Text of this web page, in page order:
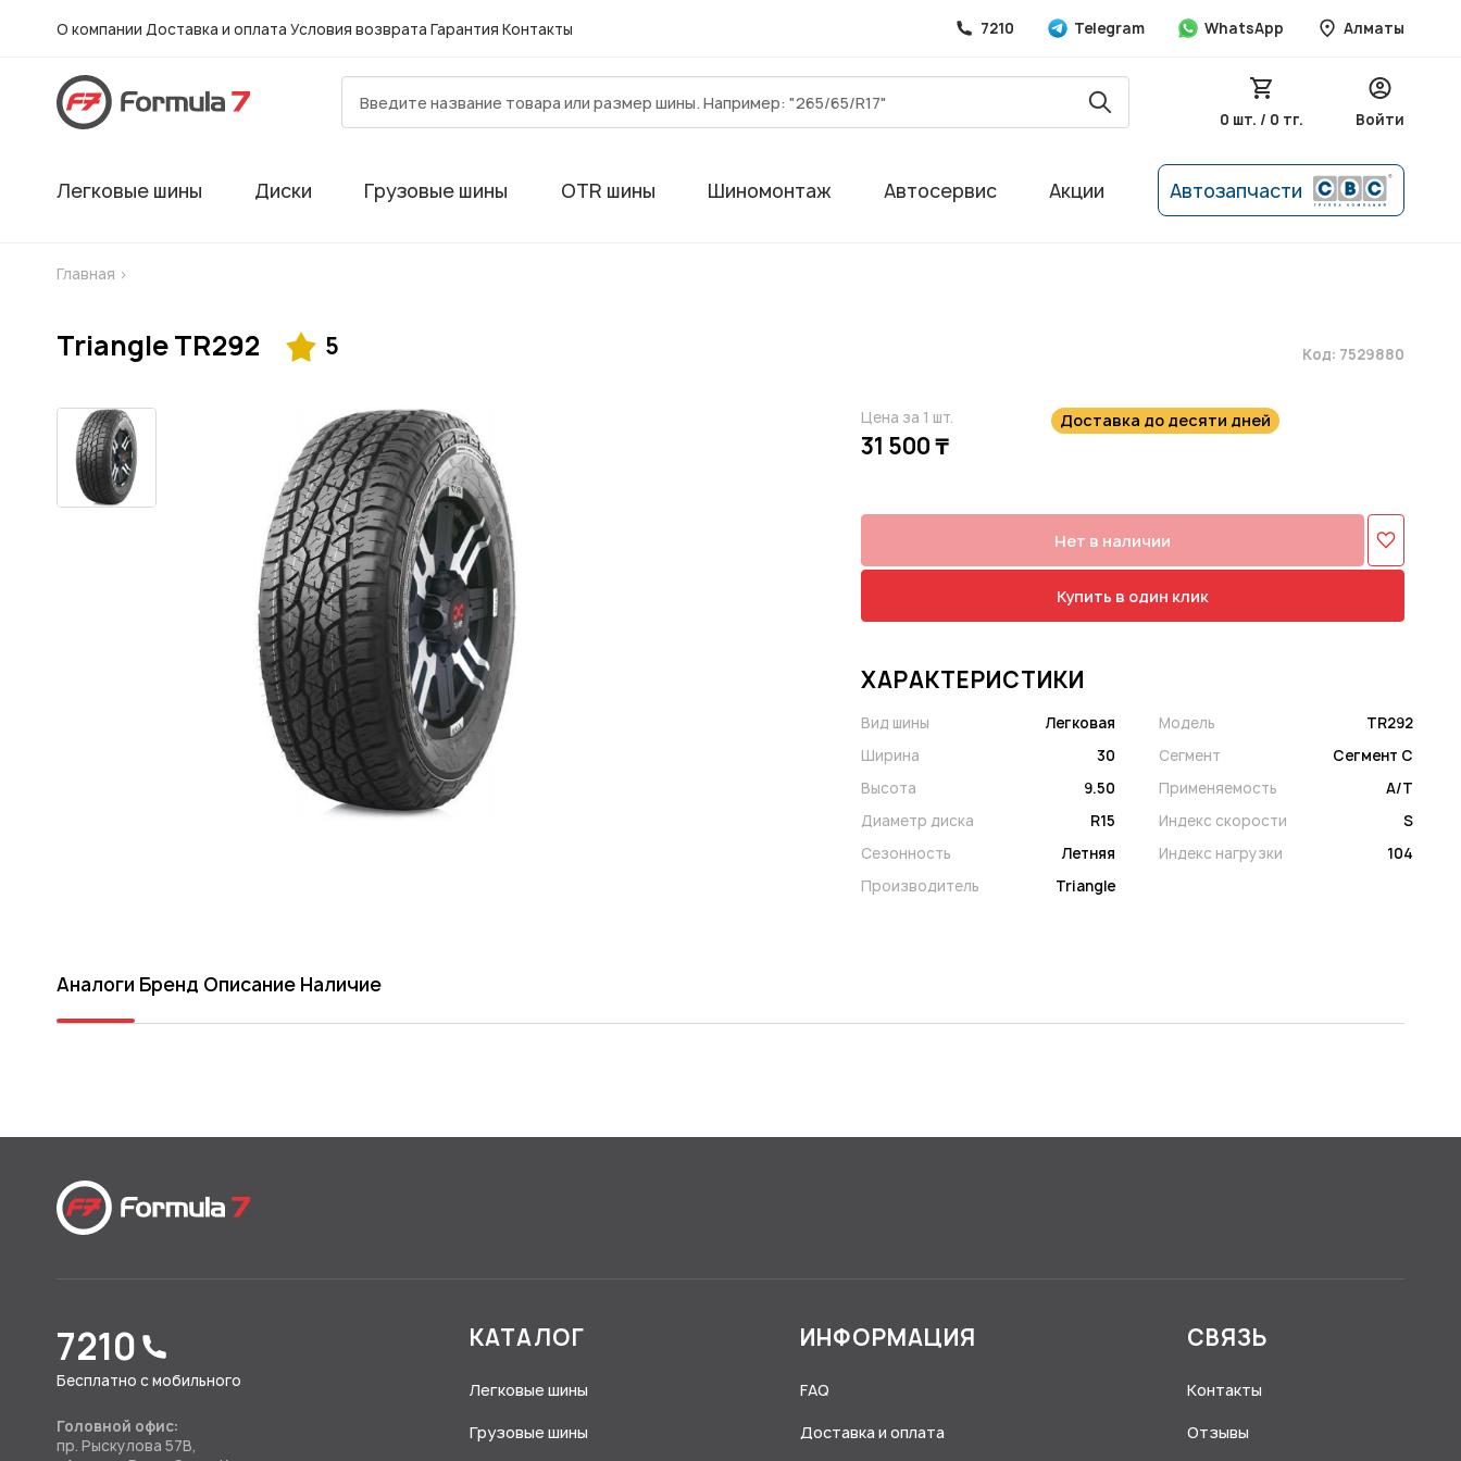
О компании Доставка и оплата Условия возврата Гарантия Контакты 7210 Telegram WhatsApp Алматы
0 шт. / 0 тг. Войти
Легковые шины Диски Грузовые шины OTR шины Шиномонтаж Автосервис Акции Автозапчасти
Главная >
Triangle TR292 5 Код: 7529880
Цена за 1 шт.
31 500 ₸
Доставка до десяти дней
Нет в наличии
Купить в один клик
ХАРАКТЕРИСТИКИ
Вид шины
Легковая
Ширина
30
Высота
9.50
Диаметр диска
R15
Сезонность
Летняя
Производитель
Triangle
Модель
TR292
Сегмент
Сегмент C
Применяемость
A/T
Индекс скорости
S
Индекс нагрузки
104
Аналоги Бренд Описание Наличие
7210
Бесплатно с мобильного
Головной офис:
пр. Рыскулова 57В,
КАТАЛОГ
Легковые шины
Грузовые шины
ИНФОРМАЦИЯ
FAQ
Доставка и оплата
СВЯЗЬ
Контакты
Отзывы